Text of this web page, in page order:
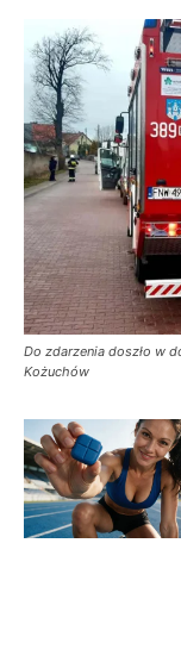
Do zdarzenia doszło w
Kożuchów